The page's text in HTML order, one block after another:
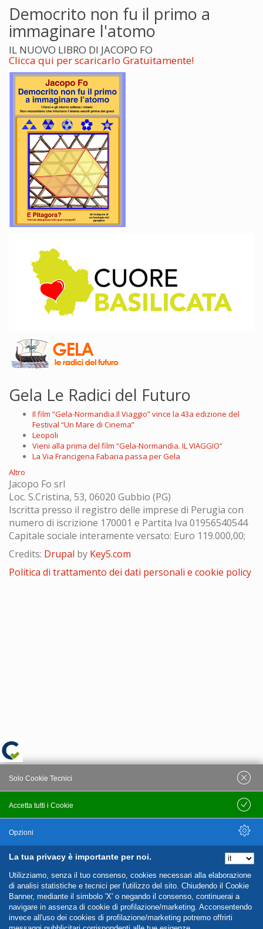
Democrito non fu il primo a
immaginare l'atomo
IL NUOVO LIBRO DI JACOPO FO
Clicca qui per scaricarlo Gratuitamente!
Gela Le Radici del Futuro
Il film “Gela-Normandia.Il Viaggio” vince la 43a edizione del
Festival “Un Mare di Cinema”
Leopoli
Vieni alla prima del film “Gela-Normandia. IL VIAGGIO”
La Via Francigena Fabaria passa per Gela
Altro
Jacopo Fo srl
Loc. S.Cristina, 53, 06020 Gubbio (PG)
Iscritta presso il registro delle imprese di Perugia con
numero di iscrizione 170001 e Partita Iva 01956540544
Capitale sociale interamente versato: Euro 119.000,00;
Credits: Drupal by Key5.com
Politica di trattamento dei dati personali e cookie policy
La tua privacy è importante per noi.
Utilizziamo, senza il tuo consenso, cookies necessari alla elaborazione
di analisi statistiche e tecnici per l'utilizzo del sito. Chiudendo il Cookie
Banner, mediante il simbolo 'X' o negando il consenso, continuerai a
navigare in assenza di cookie di profilazione/marketing. Acconsentendo
invece all'uso dei cookies di profilazione/marketing potremo offrirti
Accetta tutti i Cookie
Solo Cookie Tecnici
Salva
Opzioni
Nascondi Opzioni